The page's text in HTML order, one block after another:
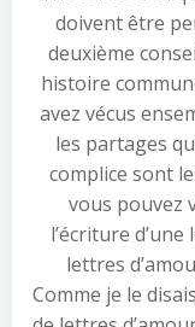
doivent être
deuxième
histoire
avez vécus
les partages
complice sont
vous pouvez
l’écriture
lettres
Comme je le